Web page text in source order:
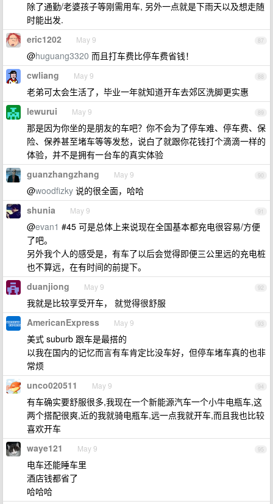
除了通勤/老婆孩子等刚需用车, 另外一点就是下雨天以及想走随
时能出发.
87
eric1202 May 9
@huguang3320 而且打车费比停车费省钱！
88
cwliang May 9
老弟可太会生活了，毕业一年就知道开车去郊区洗脚更实惠
89
lewurui May 9
那是因为你坐的是朋友的车吧？你不会为了停车难、停车费、保
险、保养甚至堵车等等发愁，说白了就跟你花钱打个滴滴一样的
体验，并不是拥有一台车的真实体验
90
guanzhangzhang May 9
@woodfizky 说的很全面，哈哈
91
shunia May 9
@evan1 #45 可是总体上来说现在全国基本都充电很容易/方便
了吧。
另外我个人的感受是，有车了以后会觉得即便三公里远的充电桩
也不算远，在有时间的前提下。
92
duanjiong May 9
我就是比较享受开车， 就觉得很舒服
93
AmericanExpress May 9
美式 suburb 跟车是最搭的
以我在国内的记忆而言有车肯定比没车好，但停车堵车真的也非
常烦
94
unco020511 May 9
有车确实要舒服很多,我现在一个新能源汽车一个小牛电瓶车,这
两个搭配很爽,近的我就骑电瓶车,远一点我就开车,而且我也比较
喜欢开车
95
waye121 May 9
电车还能睡车里
酒店钱都省了
哈哈哈